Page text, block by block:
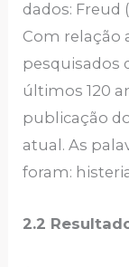
dados: Freud
Com relação
pesquisados
últimos 120
publicação
atual. As
foram:
2.2